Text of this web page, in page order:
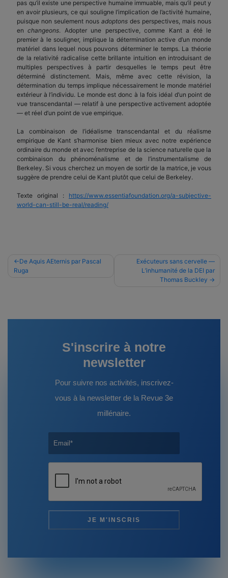
pas qu’il existe une perspective humaine immuable, mais qu’il peut y
en avoir plusieurs, ce qui souligne l’implication de l’activité humaine,
puisque non seulement nous adoptons des perspectives, mais nous
enchangeons. Adopter une perspective, comme Kant a été le
premier à le souligner, implique la détermination active d’un monde
matériel dans lequel nous pouvons déterminer le temps. La théorie
de la relativité radicalise cette brillante intuition en introduisant de
multiples perspectives à partir desquelles le temps peut être
déterminé distinctement. Mais, même avec cette révision, la
détermination du temps implique nécessairement le monde matériel
extérieur à l’individu. Le monde est donc à la fois idéal d’un point de
vue transcendantal — relatif à une perspective activement adoptée
— et réel d’un point de vue empirique.
La combinaison de l’idéalisme transcendantal et du réalisme
empirique de Kant s’harmonise bien mieux avec notre expérience
ordinaire du monde et avec l’entreprise de la science naturelle que la
combinaison du phénoménalisme et de l’instrumentalisme de
Berkeley. Si vous cherchez un moyen de sortir de la matrice, je vous
suggère de prendre celui de Kant plutôt que celui de Berkeley.
Texte original : https://www.essentiafoundation.org/a-subjective-
world-can-still-be-real/reading/
Navigation
de
De Aquis AEternis par Pascal
Ruga
Exécuteurs sans cervelle —
L’inhumanité de la DEI par
Thomas Buckley
S'inscrire à notre
newsletter
Pour suivre nos activités, inscrivez-
vous à la newsletter de la Revue 3e
millénaire.